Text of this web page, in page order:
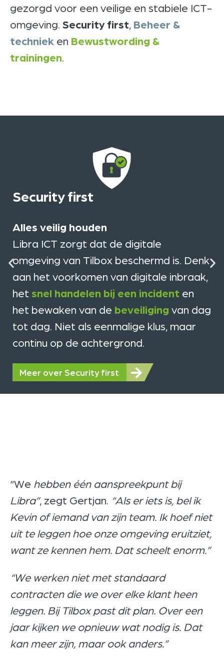
gezorgd voor een veilige en stabiele ICT-
omgeving. Security first, Beheer &
techniek en Bewustwording &
trainingen.
Security first
Alles veilig houden
Libra ICT zorgt dat de digitale
omgeving van Tilbox beschermd is. Denk
aan het voorkomen van digitale inbraak,
het snel handelen bij een incident en
het bewaken van de beveiliging van dag
tot dag. Niet als eenmalige klus, maar
continu op de achtergrond.
Meer over Security first
“We hebben één aanspreekpunt bij
Libra”, zegt Gertjan. “Als er iets is, bel ik
Kevin of iemand van zijn team. Ik hoef niet
uit te leggen hoe onze omgeving eruitziet,
want ze kennen hem. Dat scheelt enorm.”
“We werken niet met standaard
contracten die we over elke klant heen
leggen. Bij Tilbox past dit plan. Over een
jaar kijken we opnieuw wat nodig is. Dat
kan meer zijn, maar ook anders.”